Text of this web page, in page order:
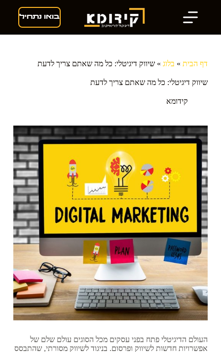
p
בואו נתחיל
דף הבית» בלוג» שיווק דיגיטלי: כל מה שאתם צריך לדעת
שיווק דיגיטלי: כל מה שאתם צריך לדעת
קידומא
העולם הדיגיטלי פתח בפני עסקים מכל הסוגים עולם שלם של
אפשרויות חדשות לשיווק ופרסום. בניגוד לשיווק מסורתי, שהתבסס